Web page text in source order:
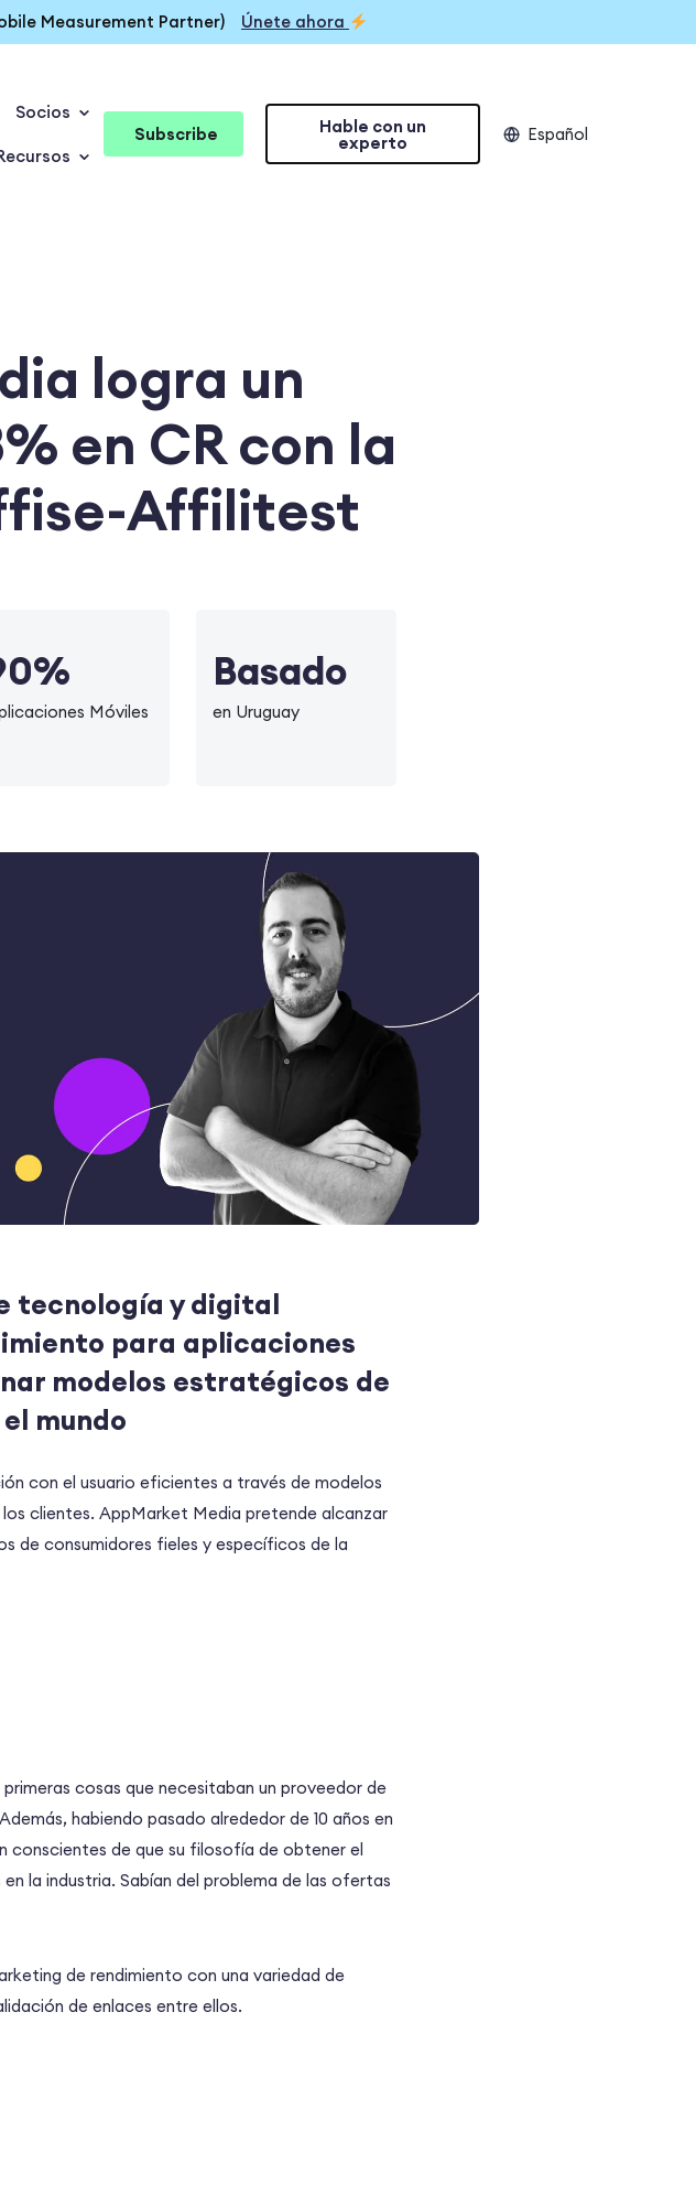
Measurement Partner) Únete ahora
Socios
Subscribe Hable con un
experto Español
logra un
en CR con la
Affilitest
Móviles
Basado
en Uruguay
tecnología y digital
para aplicaciones
modelos estratégicos de
mundo
con el usuario eficientes a través de modelos
clientes. AppMarket Media pretende alcanzar
de consumidores fieles y específicos de la
cosas que necesitaban un proveedor de
habiendo pasado alrededor de 10 años en
conscientes de que su filosofía de obtener el
la industria. Sabían del problema de las ofertas
de rendimiento con una variedad de
de enlaces entre ellos.